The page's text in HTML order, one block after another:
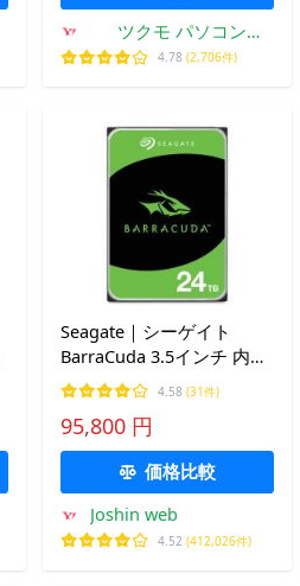
ツクモ パソコン
Yahoo!店
4.78 (2,706件)
Seagate｜シーゲイト
BarraCuda 3.5インチ 内蔵
ハードディスク 24TB
SATA6Gb/ s キャッシュ
512MB 7200RPM CMR
ST24000DM001 返品種別B
4.58 (31件)
95,800 円
価格比較
Joshin web
4.52 (412,026件)